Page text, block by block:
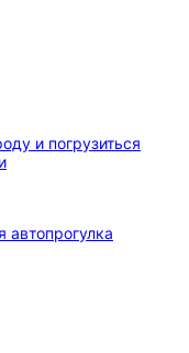
и погрузиться